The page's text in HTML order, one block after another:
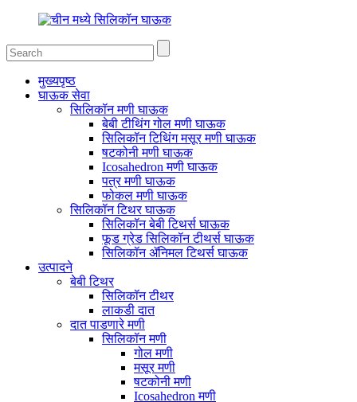
मुख्यपृष्ठ
घाऊक सेवा
सिलिकॉन मणी घाऊक
बेबी टीथिंग गोल मणी घाऊक
सिलिकॉन टिथिंग मसूर मणी घाऊक
षटकोनी मणी घाऊक
Icosahedron मणी घाऊक
पत्र मणी घाऊक
फोकल मणी घाऊक
सिलिकॉन टिथर घाऊक
सिलिकॉन बेबी टिथर्स घाऊक
फूड ग्रेड सिलिकॉन टीथर्स घाऊक
सिलिकॉन ॲनिमल टिथर्स घाऊक
उत्पादने
बेबी टिथर
सिलिकॉन टीथर
लाकडी दात
दात पाडणारे मणी
सिलिकॉन मणी
गोल मणी
मसूर मणी
षटकोनी मणी
Icosahedron मणी